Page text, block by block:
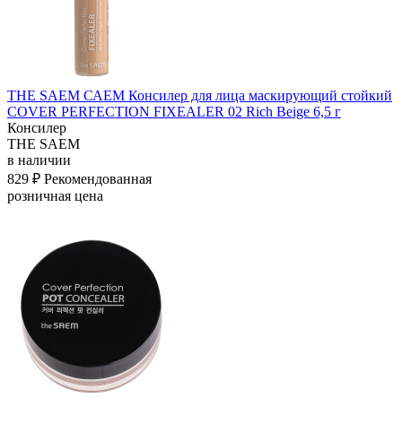
THE SAEM САЕМ Консилер для лица маскирующий стойкий
COVER PERFECTION FIXEALER 02 Rich Beige 6,5 г
Консилер
THE SAEM
в наличии
829 ₽ Рекомендованная
розничная цена